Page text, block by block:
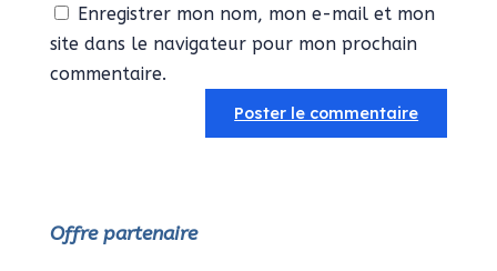
Enregistrer mon nom, mon e-mail et mon
site dans le navigateur pour mon prochain
commentaire.
Offre partenaire